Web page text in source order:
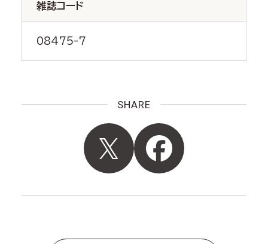
雑誌コード
08475-7
SHARE